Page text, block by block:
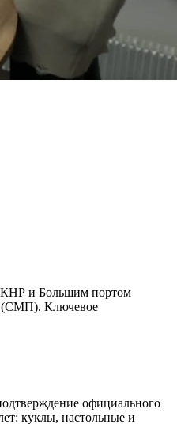
КНР и Большим портом
(СМП). Ключевое
официального
куклы, настольные и